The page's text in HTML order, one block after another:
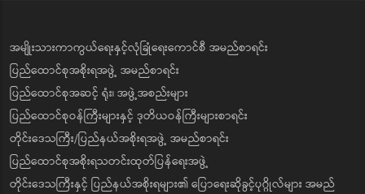
အမျိုးသားကာကွယ်ရေးနှင့်လုံခြုံရေးကောင်စီ အမည်စာရင်း
ပြည်ထောင်စုအစိုးရအဖွဲ့ အမည်စာရင်း
ပြည်ထောင်စုအဆင့် ရုံး၊ အဖွဲ့အစည်းများ
ပြည်ထောင်စုဝန်ကြီးများနှင့် ဒုတိယဝန်ကြီးများစာရင်း
တိုင်းဒေသကြီး/ပြည်နယ်အစိုးရအဖွဲ့ အမည်စာရင်း
ပြည်ထောင်စုအစိုးရသတင်းထုတ်ပြန်ရေးအဖွဲ့
တိုင်းဒေသကြီးနှင့် ပြည်နယ်အစိုးရများ၏ ပြောရေးဆိုခွင့်ပုဂ္ဂိုလ်များ အမည်